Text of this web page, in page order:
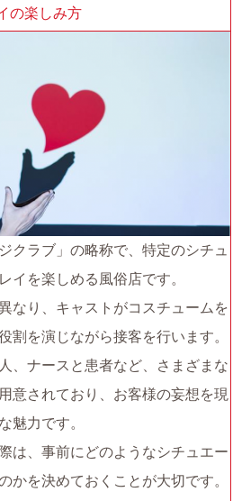
の楽しみ方
クラブ」の略称で、特定のシチュ
イを楽しめる風俗店です。
なり、キャストがコスチュームを
割を演じながら接客を行います。
、ナースと患者など、さまざまな
意されており、お客様の妄想を現
魅力です。
は、事前にどのようなシチュエー
かを決めておくことが大切です。